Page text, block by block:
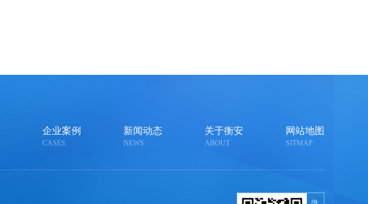
企业案例
CASES
新闻动态
NEWS
关于衡安
ABOUT
网站地图
SITMAP